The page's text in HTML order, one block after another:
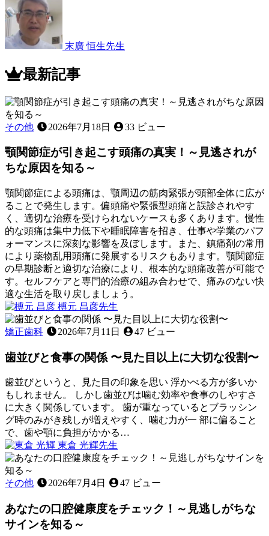
に
つ
い
て
ラ！？
歯
が
抜
る
順
番
っ
て
あ
る
の？
末廣 恒生先生
ラ
ク
ル
フ
ィ
ッ
ト
と
は
ん
な
義
歯
で
す
か？
最新記事
その他 2026年7月18日 33 ビュー
顎関節症が引き起こす頭痛の真実！～見逃されが
ちな原因を知る～
顎関節症による頭痛は、顎周辺の筋肉緊張が頭部全体に広が
ることで発生します。偏頭痛や緊張型頭痛と誤診されやす
く、適切な治療を受けられないケースも多くあります。慢性
的な頭痛は集中力低下や睡眠障害を招き、仕事や学業のパフ
ォーマンスに深刻な影響を及ぼします。また、鎮痛剤の常用
により薬物乱用頭痛に発展するリスクもあります。顎関節症
の早期診断と適切な治療により、根本的な頭痛改善が可能で
す。セルフケアと専門的治療の組み合わせで、痛みのない快
適な生活を取り戻しましょう。
榑元 昌彦先生
年
6
22
日
顎
関
症
引
き
起
こ
す
頭
痛
の
真
～
見
逃
矯正歯科 2026年7月11日 47 ビュー
歯並びと食事の関係 〜見た目以上に大切な役割〜
歯並びというと、見た目の印象を思い 浮かべる方が多いか
もしれません。 しかし歯並びは噛む効率や食事のしやすさ
に大きく関係しています。 歯が重なっているとブラッシン
グ時のみがき残しが増えやすく、噛む力が一 部に偏ること
で、歯や顎に負担がかかる…
東倉 光輝先生
年
月
日
歯
並
び
食
事
の
その他 2026年7月4日 47 ビュー
あなたの口腔健康度をチェック！～見逃しがちな
サインを知る～